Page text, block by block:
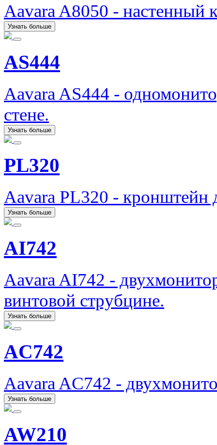
Aavara A8050 - настенный
Узнать больше
AS444
Aavara AS444 -
стене.
Узнать больше
PL320
Aavara PL320 - кронштейн
Узнать больше
AI742
Aavara AI742 -
винтовой струбцине.
Узнать больше
AC742
Aavara AC742 -
Узнать больше
AW210